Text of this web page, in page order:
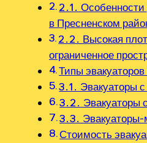
2․1․
в Пресненском
2․2․ Высокая
ограниченное
Типы
3․1․ Эвакуаторы
3․2․ Эвакуаторы
3․3․
Стоимость